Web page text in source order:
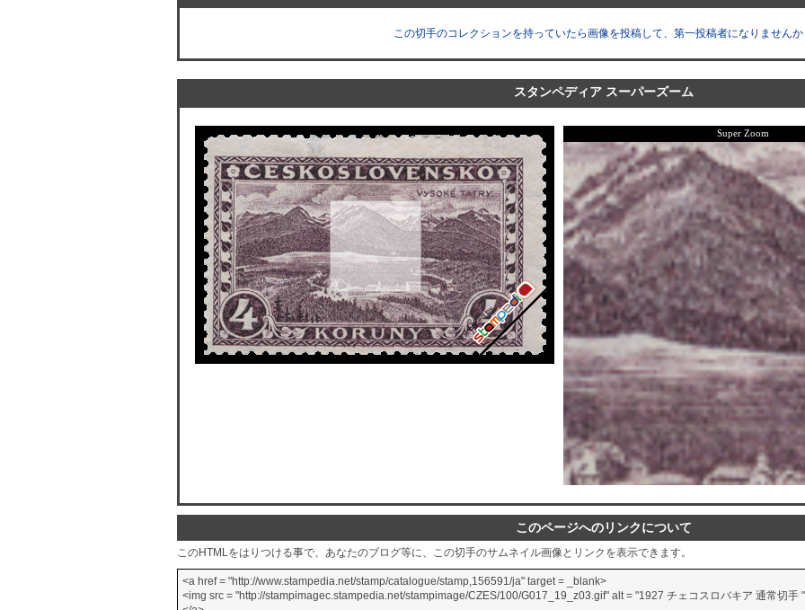
この切手のコレクションを持っていたら画像を投稿して、第一投稿者になりません
スタンペディア スーパーズーム
このページへのリンクについて
このHTMLをはりつける事で、あなたのブログ等に、この切手のサムネイル画像とリンクを表示できます。